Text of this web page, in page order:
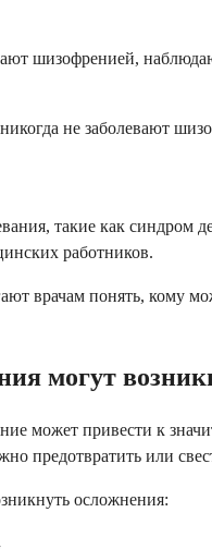
шизофренией,
не заболевают
такие как
работников.
врачам понять, кому
могут
может привести к
предотвратить или
осложнения: